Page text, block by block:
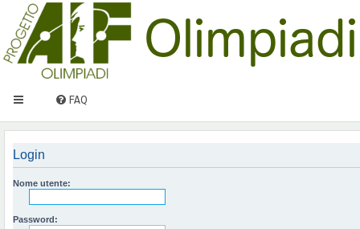
FAQ
Login
Nome utente:
Password: